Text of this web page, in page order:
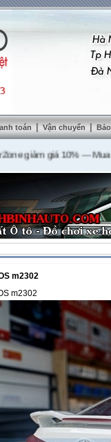
toán | Vận chuyển |
giá 10%---Mua DVD
m2302
m2302